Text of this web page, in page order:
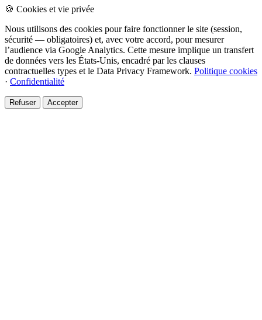
🍪 Cookies et vie privée
Nous utilisons des cookies pour faire fonctionner le site (session,
sécurité — obligatoires) et, avec votre accord, pour mesurer
l’audience via Google Analytics. Cette mesure implique un transfert
de données vers les États-Unis, encadré par les clauses
contractuelles types et le Data Privacy Framework. Politique cookies
· Confidentialité
Refuser Accepter